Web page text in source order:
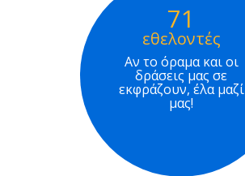
71
εθελοντές
Αν το όραμα και οι
δράσεις μας σε
εκφράζουν, έλα μαζί
μας!